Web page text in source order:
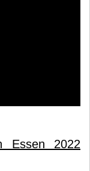
Essen 2022